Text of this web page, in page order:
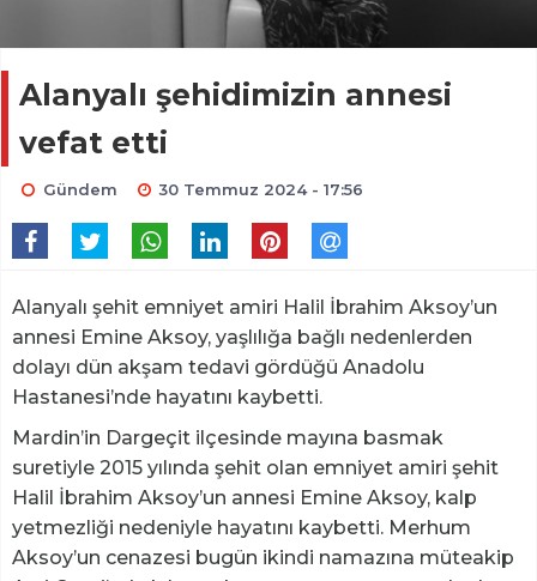
Alanyalı şehidimizin annesi
vefat etti
Gündem 30 Temmuz 2024 - 17:56
Alanyalı şehit emniyet amiri Halil İbrahim Aksoy’un
annesi Emine Aksoy, yaşlılığa bağlı nedenlerden
dolayı dün akşam tedavi gördüğü Anadolu
Hastanesi’nde hayatını kaybetti.
Mardin’in Dargeçit ilçesinde mayına basmak
suretiyle 2015 yılında şehit olan emniyet amiri şehit
Halil İbrahim Aksoy’un annesi Emine Aksoy, kalp
yetmezliği nedeniyle hayatını kaybetti. Merhum
Aksoy’un cenazesi bugün ikindi namazına müteakip